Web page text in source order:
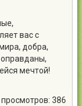
вас с
добра,
мечтой!
просмотров: 386